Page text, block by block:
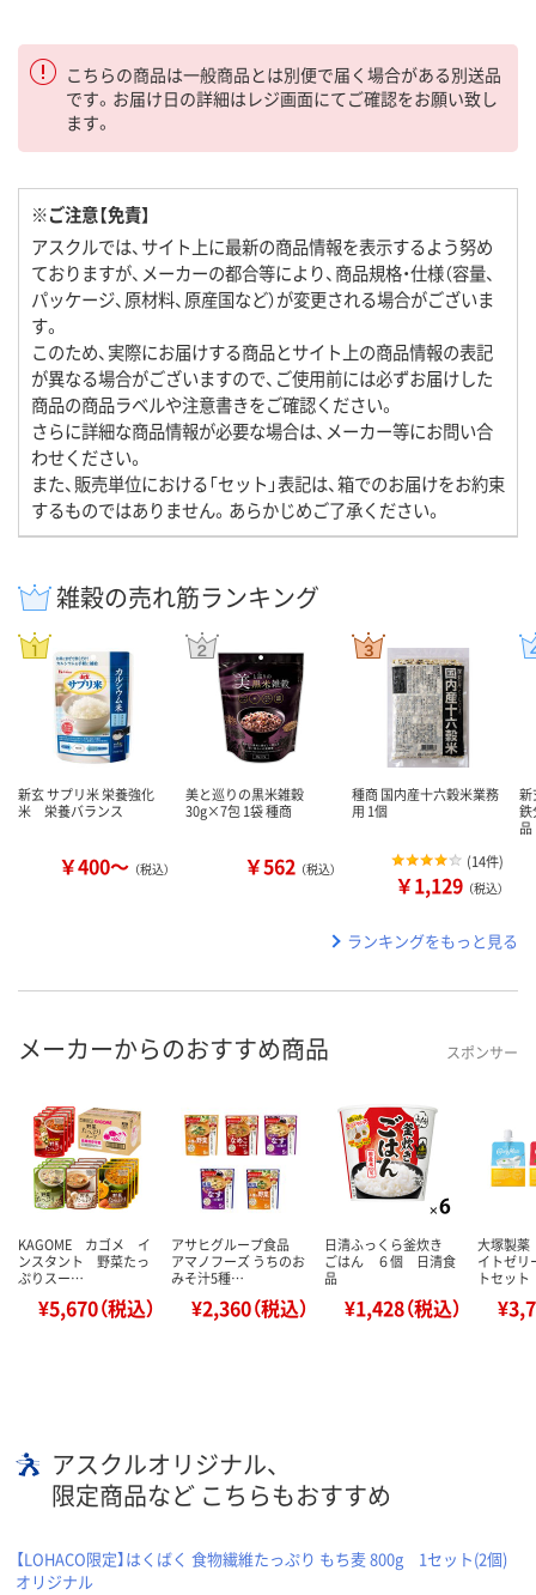
こちらの商品は一般商品とは別便で届く場合がある別送品
です。お届け日の詳細はレジ画面にてご確認をお願い致し
ます。
※ご注意【免責】
アスクルでは、サイト上に最新の商品情報を表示するよう努め
ておりますが、メーカーの都合等により、商品規格・仕様（容量、
パッケージ、原材料、原産国など）が変更される場合がございま
す。
このため、実際にお届けする商品とサイト上の商品情報の表記
が異なる場合がございますので、ご使用前には必ずお届けした
商品の商品ラベルや注意書きをご確認ください。
さらに詳細な商品情報が必要な場合は、メーカー等にお問い合
わせください。
また、販売単位における「セット」表記は、箱でのお届けをお約束
するものではありません。あらかじめご了承ください。
雑穀の売れ筋ランキング
新玄 サプリ米 栄養強化
米 栄養バランス
￥400～ （税込）
美と巡りの黒米雑穀
30g×7包 1袋 種商
￥562 （税込）
種商 国内産十六穀米業務
用 1個
(14件)
￥1,129 （税込）
新
鉄
品
ランキングをもっと見る
メーカーからのおすすめ商品 スポンサー
KAGOME カゴメ イ
ンスタント 野菜たっ
ぷりスー…
¥5,670（税込）
アサヒグループ食品
アマノフーズ うちのお
みそ汁5種…
¥2,360（税込）
日清ふっくら釜炊き
ごはん ６個 日清食
品
¥1,428（税込）
大塚製
イトゼリ
トセッ
アスクルオリジナル、
限定商品など こちらもおすすめ
【LOHACO限定】はくばく 食物繊維たっぷり もち麦 800g 1セット(2個)
オリジナル